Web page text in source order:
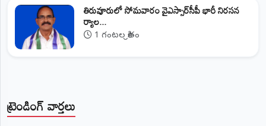
ట్రెండింగ్ వార్తలు
తిరువూరులో సోమవారం వైఎస్సార్‌సీపీ భారీ నిరసన
ర్యాల...
1 గంటల క్రితం